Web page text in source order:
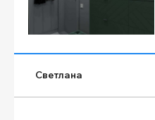
Светлана